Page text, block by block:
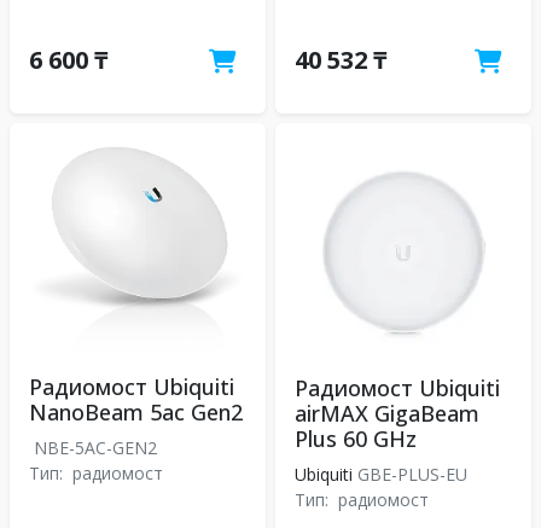
6 600 ₸ 40 532 ₸
Радиомост Ubiquiti
NanoBeam 5ac Gen2
NBE-5AC-GEN2
Тип: радиомост
Радиомост Ubiquiti
airMAX GigaBeam
Plus 60 GHz
Ubiquiti GBE-PLUS-EU
Тип: радиомост